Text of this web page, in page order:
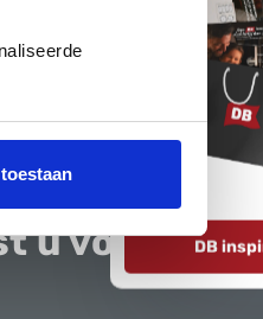
DB
u voor: